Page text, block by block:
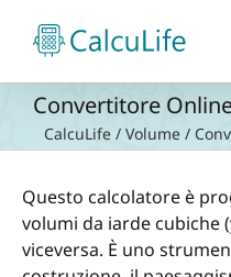
contenuto
Convertitore
CalcuLife / Volume /
Questo calcolatore è
volumi da iarde cubiche
viceversa. È uno